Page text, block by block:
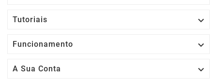
Tutoriais 
Funcionamento 
A Sua Conta 